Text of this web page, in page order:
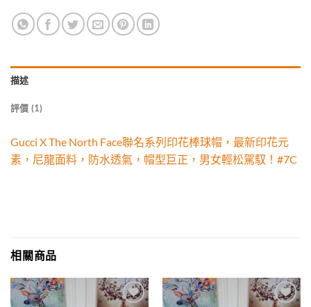
描述
評價 (1)
Gucci X The North Face聯名系列印花棒球帽，最新印花元
素，尼龍面料，防水透氣，帽型巨正，男女輕松駕馭！#7C
相關商品